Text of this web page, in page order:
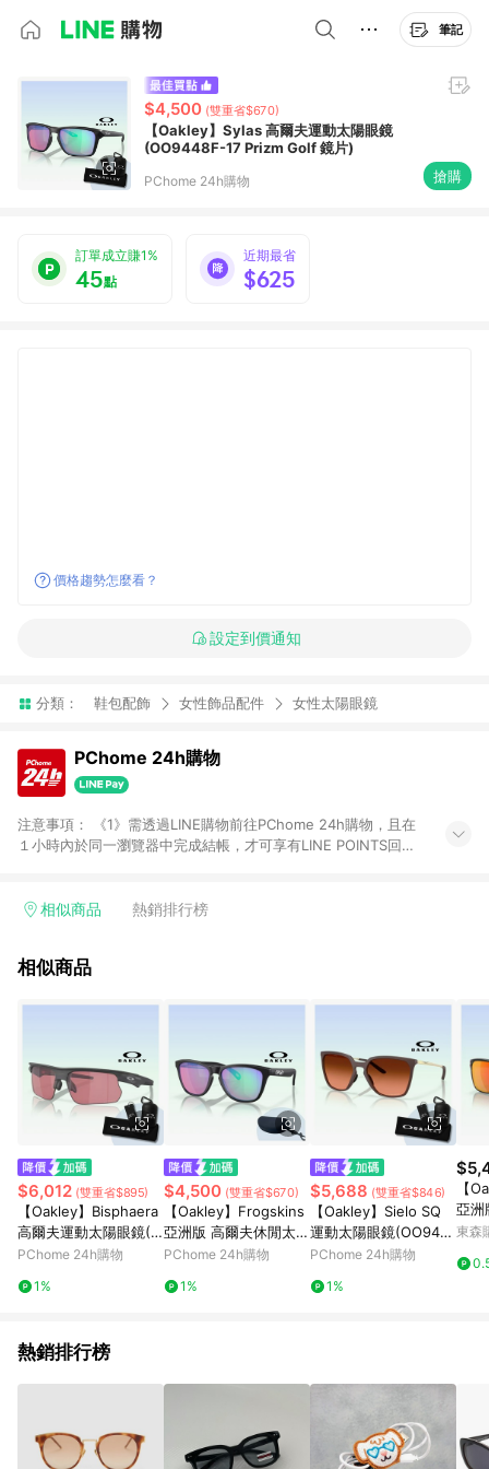
筆記
$4,500 (雙重省$670)
【Oakley】Sylas 高爾夫運動太陽眼鏡
(OO9448F-17 Prizm Golf 鏡片)
PChome 24h購物 搶購
訂單成立賺1%
45點
近期最省
$625
價格趨勢怎麼看？
設定到價通知
分類： 鞋包配飾 女性飾品配件 女性太陽眼鏡
PChome 24h購物
注意事項： 《1》需透過LINE購物前往PChome 24h購物，且在
１小時內於同一瀏覽器中完成結帳，才可享有LINE POINTS回饋
在點數回饋範圍內。 《3》如取消訂單、退貨、購物中登出
品、票券、訂閱方案、PChome儲值商品、企業專區/企業採購、
扣 (含折價券折扣)】、【P幣扣抵】、【現金積點扣抵】及【訂單
運費】等金額。 《6》符合LINE POINTS回饋資格之訂單將於商
家訂單頁面標示「LINE回饋」，若無此標示則 不符合回饋LINE
POINTS點數資格亦不得使用點數紅包 。 《7》LINE購物設有
「單一商品最高回饋點數」機制 (特殊活動時開放「回饋無上
限」)，以同一訂單中同一商品不論件數計算，並依訂單成立時間
當下LINE購物所設定的回饋機制為準。 《8》LINE購物為購物資
訊整合性平台，商品資料更新會有時間差，如顯示之商品規格、
顏色、價位、贈品與PChome 24h購物銷售網頁不符，以銷售網
頁標示為準！
相似商品 熱銷排行榜
相似商品
$6,012 (雙重省$895)
【Oakley】Bisphaera
高爾夫運動太陽眼鏡(O
O9400-07 Prizm dark
PChome 24h購物
1%
$4,500 (雙重省$670)
【Oakley】Frogskins
亞洲版 高爾夫休閒太陽
眼鏡(OO9245-E4 Priz
PChome 24h購物
1%
$5,688 (雙重省$846)
【Oakley】Sielo SQ
運動太陽眼鏡(OO948
0-02 Prizm Brown 鏡
PChome 24h購物
1%
【
亞洲
東森
熱銷排行榜